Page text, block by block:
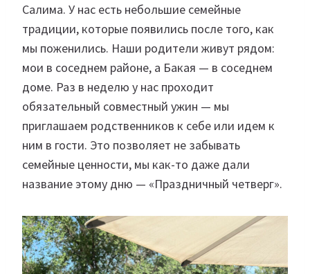
Салима. У нас есть небольшие семейные
традиции, которые появились после того, как
мы поженились. Наши родители живут рядом:
мои в соседнем районе, а Бакая — в соседнем
доме. Раз в неделю у нас проходит
обязательный совместный ужин — мы
приглашаем родственников к себе или идем к
ним в гости. Это позволяет не забывать
семейные ценности, мы как-то даже дали
название этому дню — «Праздничный четверг».